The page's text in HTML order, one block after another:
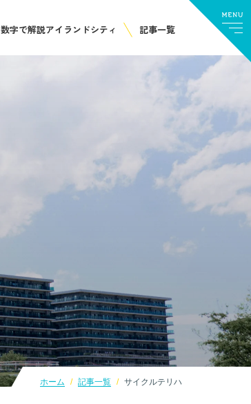
数字で解説アイランドシティ 記事一覧
ホーム 記事一覧 サイクルテリハ